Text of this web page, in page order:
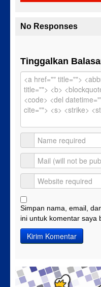
No Responses
Tinggalkan
Simpan nama, email,
ini untuk komentar saya